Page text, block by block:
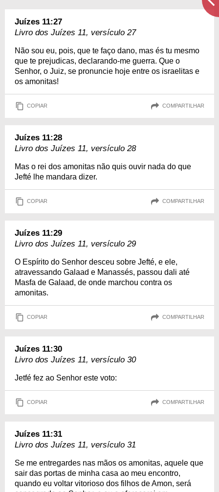
Juízes 11:27
Livro dos Juízes 11, versículo 27
Não sou eu, pois, que te faço dano, mas és tu mesmo
que te prejudicas, declarando-me guerra. Que o
Senhor, o Juiz, se pronuncie hoje entre os israelitas e
os amonitas!
COPIAR COMPARTILHAR
Juízes 11:28
Livro dos Juízes 11, versículo 28
Mas o rei dos amonitas não quis ouvir nada do que
Jefté lhe mandara dizer.
COPIAR COMPARTILHAR
Juízes 11:29
Livro dos Juízes 11, versículo 29
O Espírito do Senhor desceu sobre Jefté, e ele,
atravessando Galaad e Manassés, passou dali até
Masfa de Galaad, de onde marchou contra os
amonitas.
COPIAR COMPARTILHAR
Juízes 11:30
Livro dos Juízes 11, versículo 30
Jetfé fez ao Senhor este voto:
COPIAR COMPARTILHAR
Juízes 11:31
Livro dos Juízes 11, versículo 31
Se me entregardes nas mãos os amonitas, aquele que
sair das portas de minha casa ao meu encontro,
quando eu voltar vitorioso dos filhos de Amon, será